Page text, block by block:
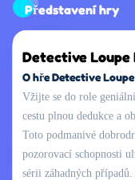
Představení hry
Detective Loupe
O hře Detective
Vžijte se do role
cestu plnou dedukce a
Toto podmanivé
pozorovací schopnosti
sérii záhadných